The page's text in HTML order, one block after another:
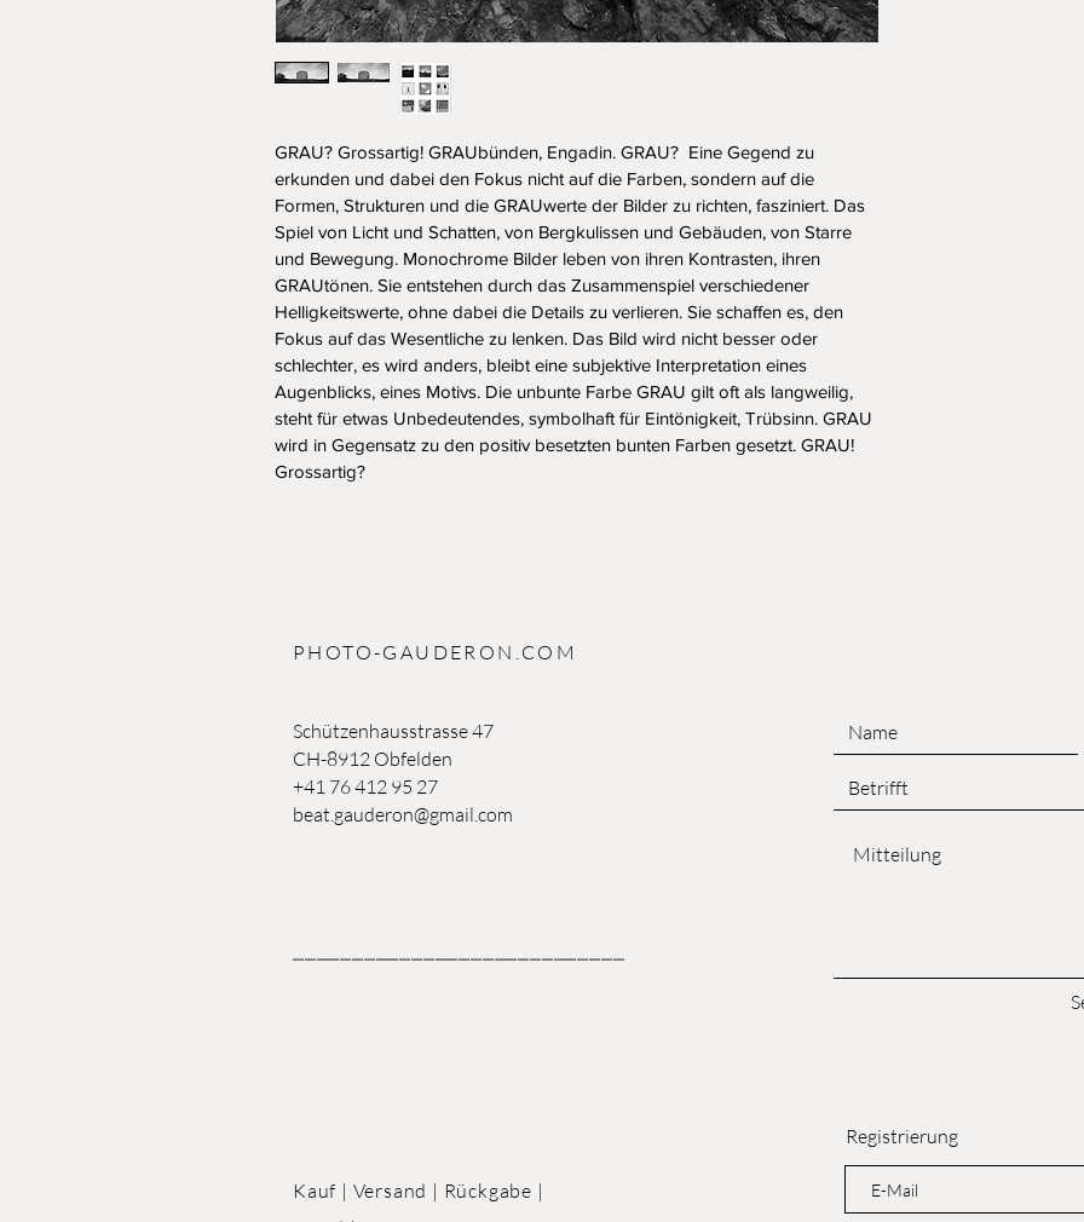
GRAU? Grossartig! GRAUbünden, Engadin. GRAU?  Eine Gegend zu
erkunden und dabei den Fokus nicht auf die Farben, sondern auf die
Formen, Strukturen und die GRAUwerte der Bilder zu richten, fasziniert. Das
Spiel von Licht und Schatten, von Bergkulissen und Gebäuden, von Starre
und Bewegung. Monochrome Bilder leben von ihren Kontrasten, ihren
GRAUtönen. Sie entstehen durch das Zusammenspiel verschiedener
Helligkeitswerte, ohne dabei die Details zu verlieren. Sie schaffen es, den
Fokus auf das Wesentliche zu lenken. Das Bild wird nicht besser oder
schlechter, es wird anders, bleibt eine subjektive Interpretation eines
Augenblicks, eines Motivs. Die unbunte Farbe GRAU gilt oft als langweilig,
steht für etwas Unbedeutendes, symbolhaft für Eintönigkeit, Trübsinn. GRAU
wird in Gegensatz zu den positiv besetzten bunten Farben gesetzt. GRAU!
Grossartig?
PHOTO-GAUDERON.COM
Schützenhausstrasse 47
CH-8912 Obfelden
+41 76 412 95 27
beat.gauderon@gmail.com
Kauf | Versand | Rückgabe |
Registrierung